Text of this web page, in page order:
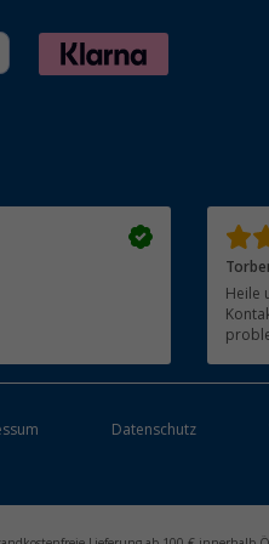
Heile
Datenschutz